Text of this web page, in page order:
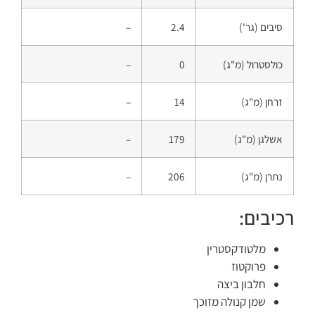
סיבים (גר') 2.4
–
כולסטרול (מ"ג) 0
–
זרחן (מ"ג) 14
–
אשלגן (מ"ג) 179
–
נתרן (מ"ג) 206
–
רכיבים:
מלטודקסטרין
פרוקטוז
חלבון ביצה
שמן קנולה מזוכך